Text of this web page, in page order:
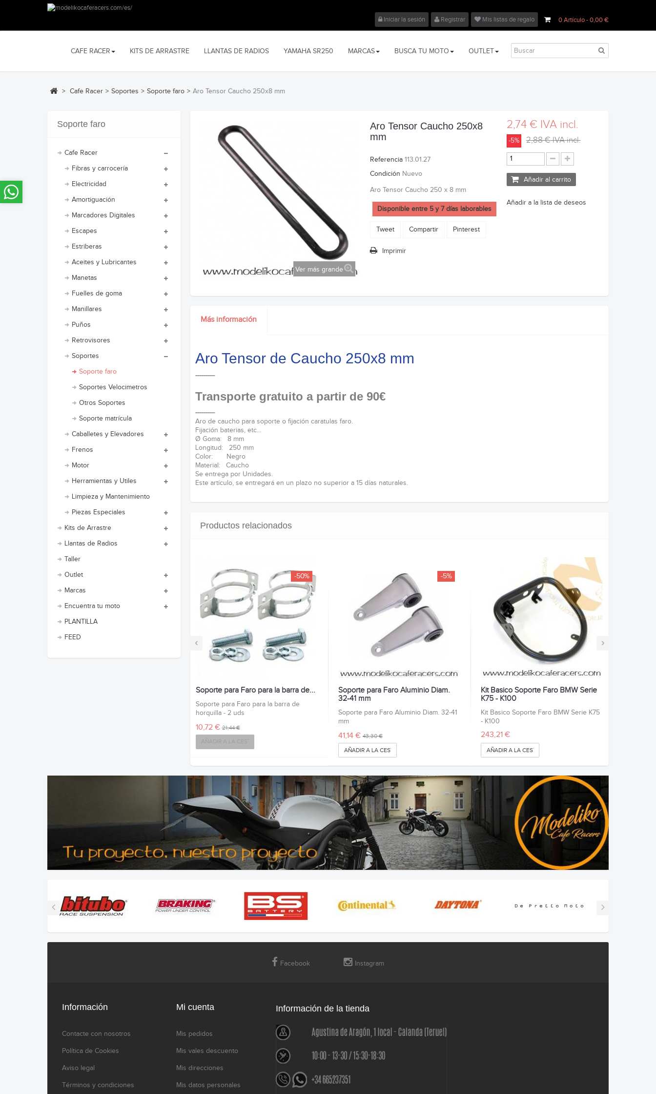
0Artículo- 0,00 €
Iniciar la sesión Registrar Mis listas de regalo
CAFE RACER KITS DE ARRASTRE LLANTAS DE RADIOS YAMAHA SR250 MARCAS BUSCA TU MOTO OUTLET
> Cafe Racer > Soportes > Soporte faro > Aro Tensor Caucho 250x8 mm
Soporte faro
Cafe Racer
Fibras y carrocería
Electricidad
Amortiguación
Marcadores Digitales
Escapes
Estriberas
Aceites y Lubricantes
Manetas
Fuelles de goma
Manillares
Puños
Retrovisores
Soportes
Soporte faro
Soportes Velocimetros
Otros Soportes
Soporte matrícula
Caballetes y Elevadores
Frenos
Motor
Herramientas y Utiles
Limpieza y Mantenimiento
Piezas Especiales
Kits de Arrastre
Llantas de Radios
Taller
Outlet
Marcas
Encuentra tu moto
PLANTILLA
FEED
Ver más grande
Aro Tensor Caucho 250x8
mm
Referencia 113.01.27
Condición Nuevo
Aro Tensor Caucho 250 x 8 mm
Disponible entre 5 y 7 días laborables
Tweet Compartir Pinterest
Imprimir
2,74 € IVA incl.
-5% 2,88 €IVA incl.
Añadir al carrito
Añadir a la lista de deseos
Más información
Aro Tensor de Caucho 250x8 mm
----------
Transporte gratuito a partir de 90€
----------
Aro de caucho para soporte o fijación caratulas faro.
Fijación baterias, etc...
Ø Goma: 8 mm
Longitud: 250 mm
Color: Negro
Material: Caucho
Se entrega por Unidades.
Este artículo, se entregará en un plazo no superior a 15 días naturales.
Productos relacionados
‹ ›
-50%
Soporte para Faro para la barra de...
Soporte para Faro para la barra de
horquilla - 2 uds
10,72 € 21,44 €
AÑADIR A LA CESTA
-5%
Soporte para Faro Aluminio Diam.
32-41 mm
Soporte para Faro Aluminio Diam. 32-41
mm
41,14 € 43,30 €
AÑADIR A LA CESTA
Kit Basico Soporte Faro BMW Serie
K75 - K100
Kit Basico Soporte Faro BMW Serie K75
- K100
243,21 €
AÑADIR A LA CESTA
Facebook Instagram
Información
Contacte con nosotros
Política de Cookies
Aviso legal
Términos y condiciones
Mi cuenta
Mis pedidos
Mis vales descuento
Mis direcciones
Mis datos personales
Información de la tienda